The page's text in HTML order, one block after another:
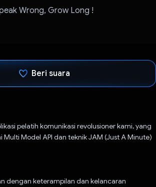
Wrong, Grow Long !
Beri suara
pelatih komunikasi revolusioner kami, yang
Model API dan teknik JAM (Just A Minute)
dengan keterampilan dan kelancaran